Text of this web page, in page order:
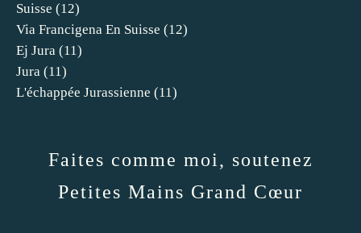
Suisse (12)
Via Francigena En Suisse (12)
Ej Jura (11)
Jura (11)
L'échappée Jurassienne (11)
Faites comme moi, soutenez
Petites Mains Grand Cœur